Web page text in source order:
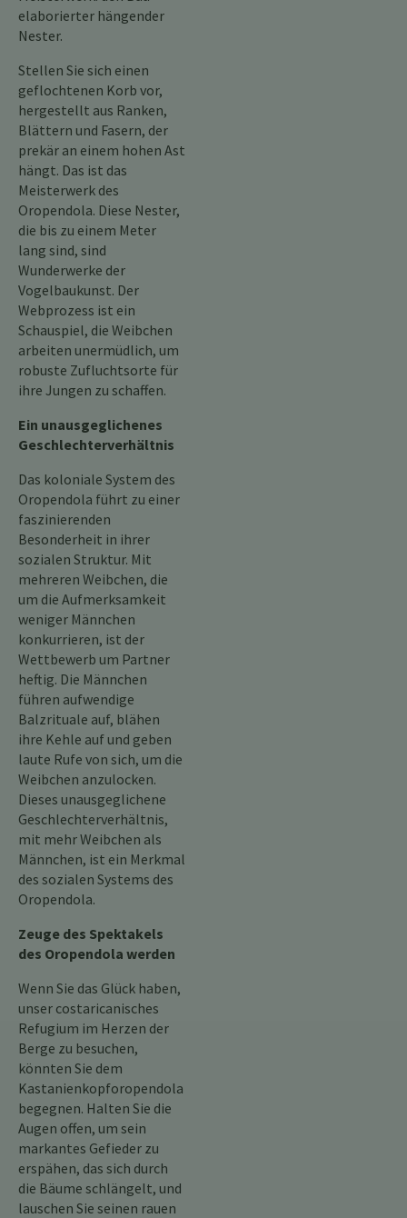
elaborierter hängender
Nester.
Stellen Sie sich einen
geflochtenen Korb vor,
hergestellt aus Ranken,
Blättern und Fasern, der
prekär an einem hohen Ast
hängt. Das ist das
Meisterwerk des
Oropendola. Diese Nester,
die bis zu einem Meter
lang sind, sind
Wunderwerke der
Vogelbaukunst. Der
Webprozess ist ein
Schauspiel, die Weibchen
arbeiten unermüdlich, um
robuste Zufluchtsorte für
ihre Jungen zu schaffen.
Ein unausgeglichenes
Geschlechterverhältnis
Das koloniale System des
Oropendola führt zu einer
faszinierenden
Besonderheit in ihrer
sozialen Struktur. Mit
mehreren Weibchen, die
um die Aufmerksamkeit
weniger Männchen
konkurrieren, ist der
Wettbewerb um Partner
heftig. Die Männchen
führen aufwendige
Balzrituale auf, blähen
ihre Kehle auf und geben
laute Rufe von sich, um die
Weibchen anzulocken.
Dieses unausgeglichene
Geschlechterverhältnis,
mit mehr Weibchen als
Männchen, ist ein Merkmal
des sozialen Systems des
Oropendola.
Zeuge des Spektakels
des Oropendola werden
Wenn Sie das Glück haben,
unser costaricanisches
Refugium im Herzen der
Berge zu besuchen,
könnten Sie dem
Kastanienkopforopendola
begegnen. Halten Sie die
Augen offen, um sein
markantes Gefieder zu
erspähen, das sich durch
die Bäume schlängelt, und
lauschen Sie seinen rauen